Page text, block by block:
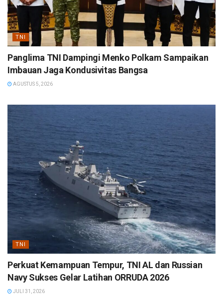
TNI
Panglima TNI Dampingi Menko Polkam Sampaikan
Imbauan Jaga Kondusivitas Bangsa
AGUSTUS 5, 2026
TNI
Perkuat Kemampuan Tempur, TNI AL dan Russian
Navy Sukses Gelar Latihan ORRUDA 2026
JULI 31, 2026